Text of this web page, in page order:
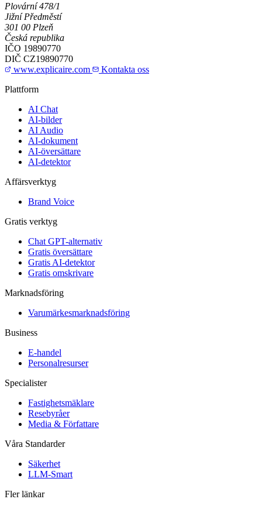
Plovární 478/1
Jižní Předměstí
301 00 Plzeň
Česká republika
IČO 19890770
DIČ CZ19890770
www.explicaire.com
Kontakta oss
Plattform
AI Chat
AI-bilder
AI Audio
AI-dokument
AI-översättare
AI-detektor
Affärsverktyg
Brand Voice
Gratis verktyg
Chat GPT-alternativ
Gratis översättare
Gratis AI-detektor
Gratis omskrivare
Marknadsföring
Varumärkesmarknadsföring
Business
E-handel
Personalresurser
Specialister
Fastighetsmäklare
Resebyråer
Media & Författare
Våra Standarder
Säkerhet
LLM-Smart
Fler länkar